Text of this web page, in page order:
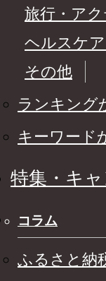
旅行・ア
ヘルスケ
その他
ランキング
キーワード
特集・キ
コラム
ふるさと納